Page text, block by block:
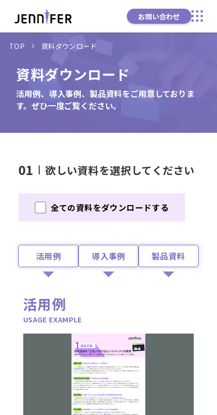
お問い合わせ
TOP 資料ダウンロード
資料ダウンロード
活用例、導入事例、製品資料をご用意しておりま
す。ぜひ一度ご覧ください。
01 欲しい資料を選択してください
全ての資料をダウンロードする
活用例 導入事例 製品資料
活用例
USAGE EXAMPLE